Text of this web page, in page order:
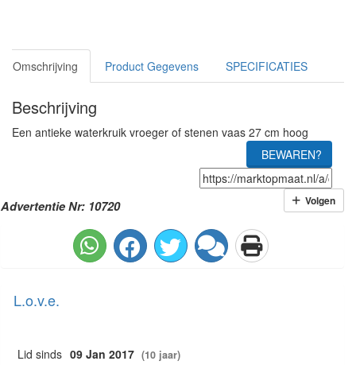
Omschrijving Product Gegevens SPECIFICATIES
Beschrijving
Een antieke waterkruik vroeger of stenen vaas 27 cm hoog
BEWAREN?
Advertentie Nr: 10720 Volgen
L.o.v.e.
Lid sinds 09 Jan 2017 (10 jaar)